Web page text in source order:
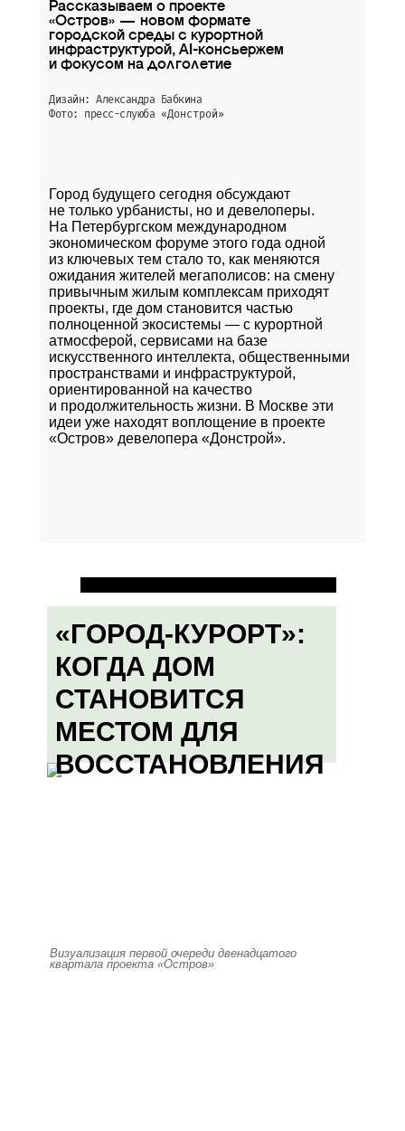
Рассказываем о проекте
«Остров» — новом формате
городской среды с курортной
инфраструктурой, AI-консьержем
и фокусом на долголетие
Дизайн: Александра Бабкина
Фото: пресс-слуюба «Донстрой»
Город будущего сегодня обсуждают
не только урбанисты, но и девелоперы.
На Петербургском международном
экономическом форуме этого года одной
из ключевых тем стало то, как меняются
ожидания жителей мегаполисов: на смену
привычным жилым комплексам приходят
проекты, где дом становится частью
полноценной экосистемы — с курортной
атмосферой, сервисами на базе
искусственного интеллекта, общественными
пространствами и инфраструктурой,
ориентированной на качество
и продолжительность жизни. В Москве эти
идеи уже находят воплощение в проекте
«Остров» девелопера «Донстрой».
«ГОРОД-КУРОРТ»:
КОГДА ДОМ
СТАНОВИТСЯ
МЕСТОМ ДЛЯ
ВОССТАНОВЛЕНИЯ
Визуализация первой очереди двенадцатого
квартала проекта «Остров»